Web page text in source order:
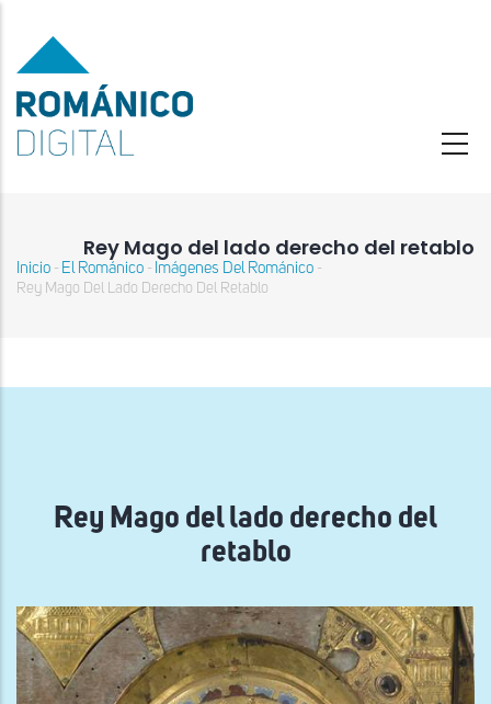
contenido
principal
Rey Mago del lado derecho del retablo
Sobrescribir
ayuda
Inicio - El Románico - Imágenes Del Románico -
Rey Mago Del Lado Derecho Del Retablo
Rey Mago del lado derecho del
retablo